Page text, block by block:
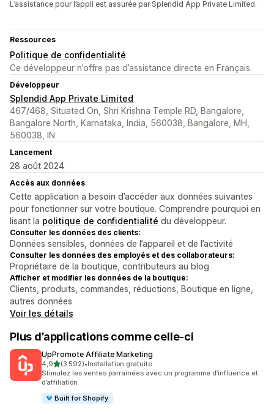
L’assistance pour l’appli est assurée par Splendid App Private Limited.
Ressources
Politique de confidentialité
Ce développeur n’offre pas d’assistance directe en Français.
Développeur
Splendid App Private Limited
467/468, Situated On, Shri Krishna Temple RD, Bangalore,
Bangalore North, Karnataka, India, 560038, Bangalore, MH,
560038, IN
Lancement
28 août 2024
Accès aux données
Cette application a besoin d’accéder aux données suivantes
pour fonctionner sur votre boutique. Comprendre pourquoi en
lisant la politique de confidentialité du développeur.
Consulter les données des clients:
Données sensibles, données de l’appareil et de l’activité
Consulter les données des employés et des collaborateurs:
Propriétaire de la boutique, contributeurs au blog
Afficher et modifier les données de la boutique:
Clients, produits, commandes, réductions, Boutique en ligne,
autres données
Voir les détails
Plus d’applications comme celle-ci
UpPromote Affiliate Marketing
4,9étoile(s) sur 5
(3 592)
3592 avis au total
•Installation gratuite
Stimulez les ventes parrainées avec un programme d’influence et
d’affiliation
Built for Shopify